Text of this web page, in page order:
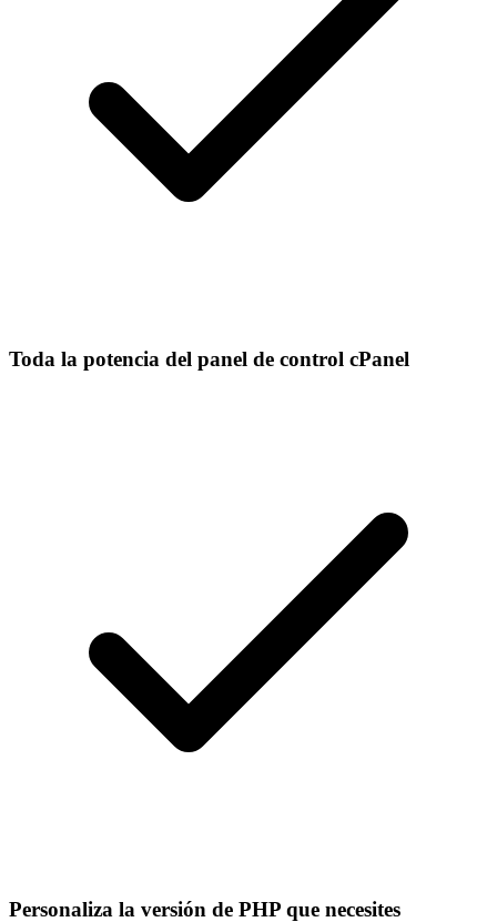
Toda la potencia del panel de control cPanel
Personaliza la versión de PHP que necesites